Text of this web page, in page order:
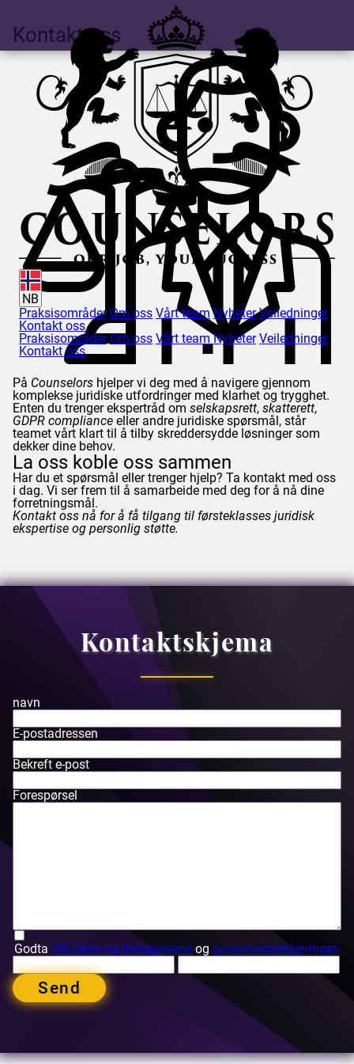
NB
Praksisområder Om oss Vårt team Nyheter Veiledninger
Kontakt oss
Praksisområder Om oss Vårt team Nyheter Veiledninger
Kontakt oss
Kontakt oss
På Counselors hjelper vi deg med å navigere gjennom
komplekse juridiske utfordringer med klarhet og trygghet.
Enten du trenger ekspertråd om selskapsrett, skatterett,
GDPR compliance eller andre juridiske spørsmål, står
teamet vårt klart til å tilby skreddersydde løsninger som
dekker dine behov.
La oss koble oss sammen
Har du et spørsmål eller trenger hjelp? Ta kontakt med oss
i dag. Vi ser frem til å samarbeide med deg for å nå dine
forretningsmål.
Kontakt oss nå for å få tilgang til førsteklasses juridisk
ekspertise og personlig støtte.
Kontaktskjema
navn
E-postadressen
Bekreft e-post
Forespørsel
Godta vilkårene og betingelsene og personvernerklæringen
Send